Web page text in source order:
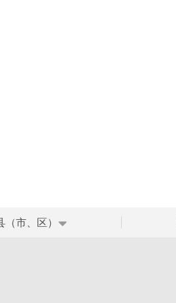
（市、区）